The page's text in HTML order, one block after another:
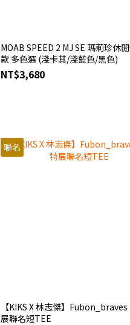
MOAB SPEED 2 MJ SE 瑪莉珍休
款 多色選 (淺卡其/淺藍色/黑色)
NT$3,680
聯名
【KIKS X 林志傑】
展聯名短TEE